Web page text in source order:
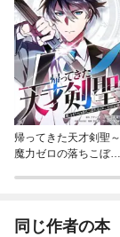
帰ってきた天才剣聖～
魔力ゼロの落ちこぼれ
同じ作者の本